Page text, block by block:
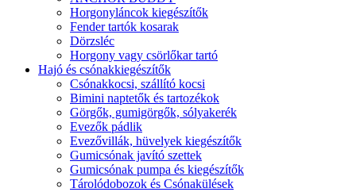
Horgonyláncok kiegészítők
Fender tartók kosarak
Dörzsléc
Horgony vagy csörlőkar tartó
Hajó és csónakkiegészítők
Csónakkocsi, szállító kocsi
Bimini naptetők és tartozékok
Görgők, gumigörgők, sólyakerék
Evezők pádlik
Evezővillák, hüvelyek kiegészítők
Gumicsónak javító szettek
Gumicsónak pumpa és kiegészítők
Tárolódobozok és Csónakülések